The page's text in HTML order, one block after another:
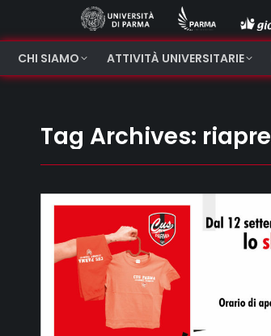
CHI SIAMO ATTIVITÀ UNIVERSITARIE
Tag Archives: riapre